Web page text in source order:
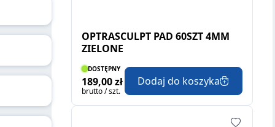
OPTRASCULPT PAD 60SZT 4MM
ZIELONE
DOSTĘPNY
189,00 zł
brutto / szt.
Dodaj do koszyka